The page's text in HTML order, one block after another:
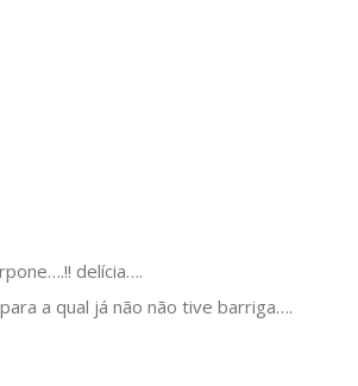
delícia….
a qual já não não tive barriga….